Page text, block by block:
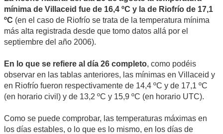
mínima de Villaceid fue de 16,4 ºC y la de Riofrío de 17,1
ºC (en el caso de Riofrío se trata de la temperatura mínima
más alta registrada desde que tomo datos allá por el
septiembre del año 2006).
En lo que se refiere al día 26 completo, como podéis
observar en las tablas anteriores, las mínimas en Villaceid y
en Riofrío fueron respectivamente de 14,4 ºC y de 17,1 ºC
(en horario civil) y de 13,2 ºC y 15,9 ºC (en horario UTC).
Como se puede comprobar, las temperaturas máximas en
los días estables, o lo que es lo mismo, en los días de